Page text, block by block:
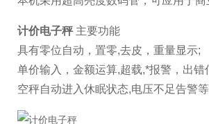
计价电子秤主要功能
具有零位自动，置零,去皮，重量显示;
单价输入，金额运算,超载,*报警，出错
空秤自动进入休眠状态,电压不足告警等